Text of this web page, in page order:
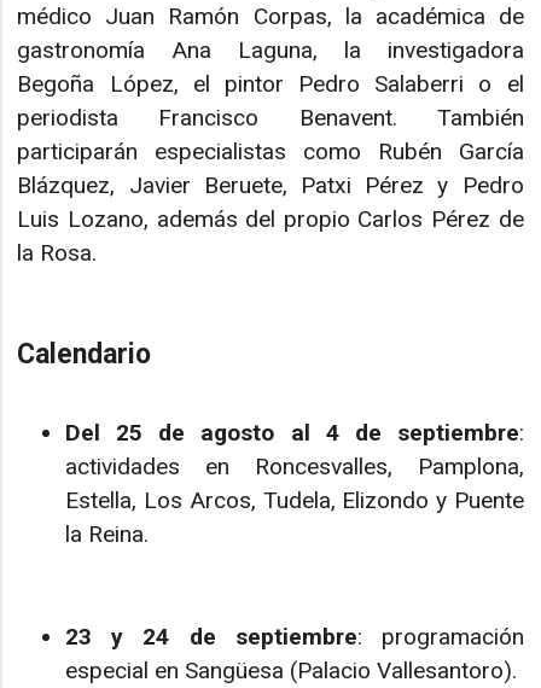
médico Juan Ramón Corpas, la académica de
gastronomía Ana Laguna, la investigadora
Begoña López, el pintor Pedro Salaberri o el
periodista Francisco Benavent. También
participarán especialistas como Rubén García
Blázquez, Javier Beruete, Patxi Pérez y Pedro
Luis Lozano, además del propio Carlos Pérez de
la Rosa.
Calendario
Del 25 de agosto al 4 de septiembre:
actividades en Roncesvalles, Pamplona,
Estella, Los Arcos, Tudela, Elizondo y Puente
la Reina.
23 y 24 de septiembre: programación
especial en Sangüesa (Palacio Vallesantoro).